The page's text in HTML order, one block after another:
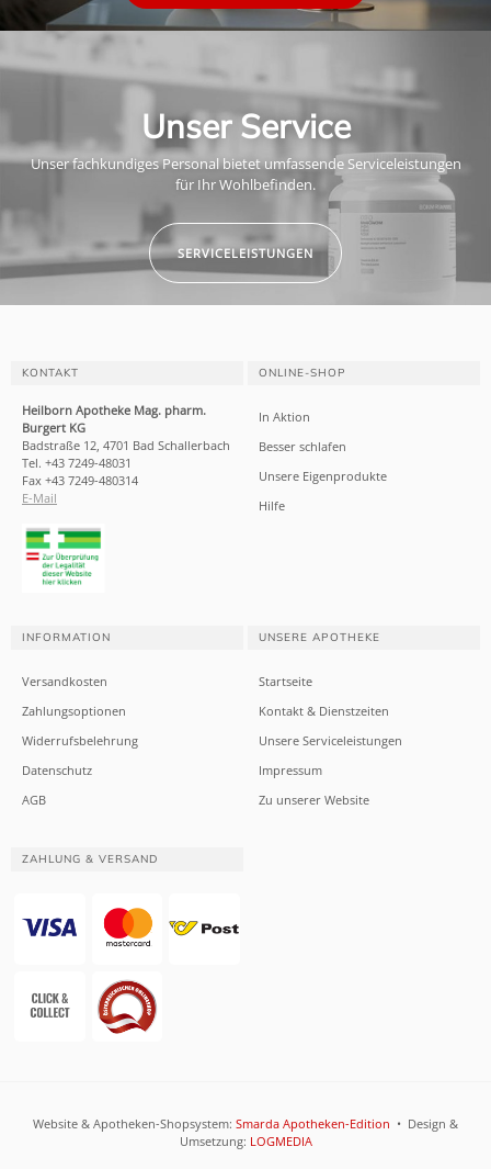
Unser Service
Unser fachkundiges Personal bietet umfassende Serviceleistungen
für Ihr Wohlbefinden.
SERVICELEISTUNGEN
KONTAKT
Heilborn Apotheke Mag. pharm.
Burgert KG
Badstraße 12, 4701 Bad Schallerbach
Tel. +43 7249-48031
Fax +43 7249-480314
E-Mail
ONLINE-SHOP
In Aktion
Besser schlafen
Unsere Eigenprodukte
Hilfe
INFORMATION
Versandkosten
Zahlungsoptionen
Widerrufsbelehrung
Datenschutz
AGB
UNSERE APOTHEKE
Startseite
Kontakt & Dienstzeiten
Unsere Serviceleistungen
Impressum
Zu unserer Website
ZAHLUNG & VERSAND
Website & Apotheken-Shopsystem: Smarda Apotheken-Edition • Design &
Umsetzung: LOGMEDIA